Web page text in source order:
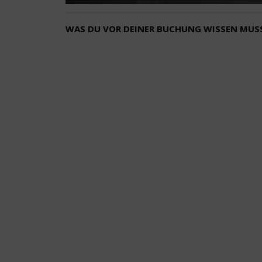
WAS DU VOR DEINER BUCHUNG WISSEN